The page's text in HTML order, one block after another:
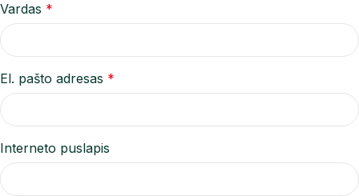
Vardas *
El. pašto adresas *
Interneto puslapis